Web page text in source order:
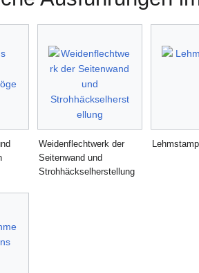
Weidenflechtwerk der
Seitenwand und
Strohhäckselherstellung